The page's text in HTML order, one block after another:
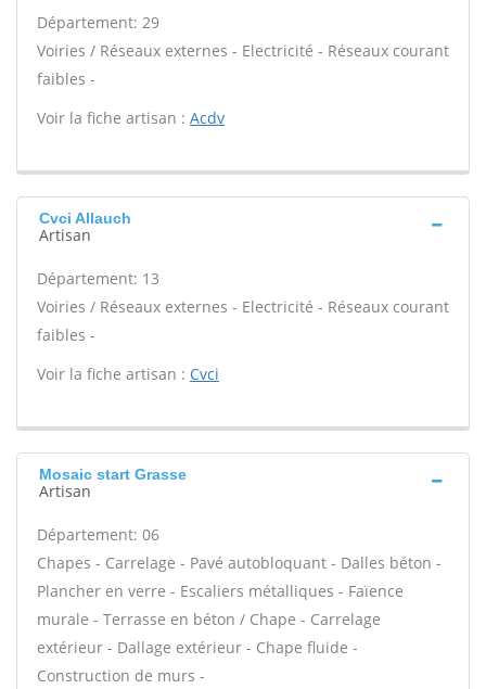
Département: 29
Voiries / Réseaux externes - Electricité - Réseaux courant
faibles -
Voir la fiche artisan : Acdv
Cvci Allauch
Artisan
Département: 13
Voiries / Réseaux externes - Electricité - Réseaux courant
faibles -
Voir la fiche artisan : Cvci
Mosaic start Grasse
Artisan
Département: 06
Chapes - Carrelage - Pavé autobloquant - Dalles béton -
Plancher en verre - Escaliers métalliques - Faïence
murale - Terrasse en béton / Chape - Carrelage
extérieur - Dallage extérieur - Chape fluide -
Construction de murs -